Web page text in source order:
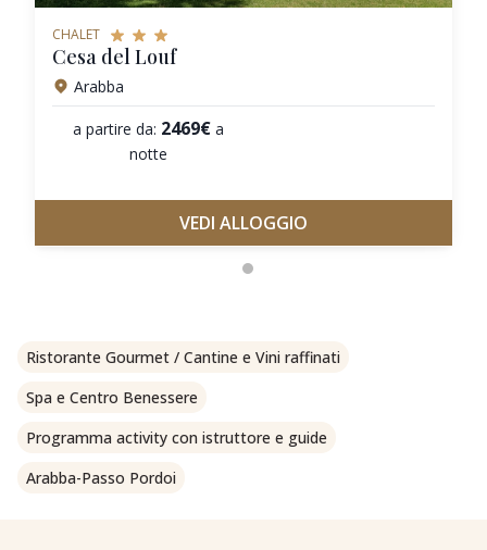
CHALET
Cesa del Louf
Arabba
a partire da: 2469€ a
notte
VEDI ALLOGGIO
Ristorante Gourmet / Cantine e Vini raffinati
Spa e Centro Benessere
Programma activity con istruttore e guide
Arabba-Passo Pordoi